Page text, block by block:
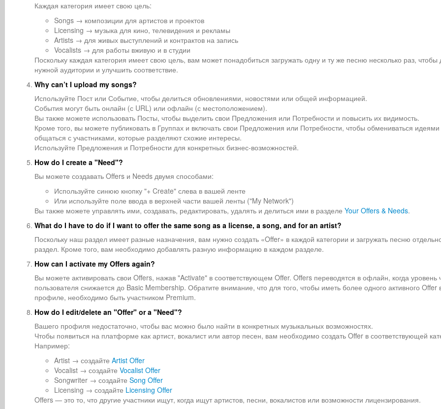
Каждая категория имеет свою цель:
Songs → композиции для артистов и проектов
Licensing → музыка для кино, телевидения и рекламы
Artists → для живых выступлений и контрактов на запись
Vocalists → для работы вживую и в студии
Поскольку каждая категория имеет свою цель, вам может понадобиться загружать одну и ту же песню несколько раз, чтобы
нужной аудитории и улучшить соответствие.
Why can’t I upload my songs?
Используйте Пост или Событие, чтобы делиться обновлениями, новостями или общей информацией.
События могут быть онлайн (с URL) или офлайн (с местоположением).
Вы также можете использовать Посты, чтобы выделить свои Предложения или Потребности и повысить их видимость.
Кроме того, вы можете публиковать в Группах и включать свои Предложения или Потребности, чтобы обмениваться идеями
общаться с участниками, которые разделяют схожие интересы.
Используйте Предложения и Потребности для конкретных бизнес-возможностей.
How do I create a "Need"?
Вы можете создавать Offers и Needs двумя способами:
Используйте синюю кнопку "+ Create" слева в вашей ленте
Или используйте поле ввода в верхней части вашей ленты ("My Network")
Вы также можете управлять ими, создавать, редактировать, удалять и делиться ими в разделе Your Offers & Needs.
What do I have to do if I want to offer the same song as a license, a song, and for an artist?
Поскольку наш раздел имеет разные назначения, вам нужно создать «Offer» в каждой категории и загружать песню
раздел. Кроме того, вам необходимо добавлять разную информацию в каждом разделе.
How can I activate my Offers again?
Вы можете активировать свои Offers, нажав "Activate" в соответствующем Offer. Offers переводятся в офлайн, когда уровень
пользователя снижается до Basic Membership. Обратите внимание, что для того, чтобы иметь более одного активного
профиле, необходимо быть участником Premium.
How do I edit/delete an "Offer" or a "Need"?
Вашего профиля недостаточно, чтобы вас можно было найти в конкретных музыкальных возможностях.
Чтобы появиться на платформе как артист, вокалист или автор песен, вам необходимо создать Offer в соответствующей
Например:
Artist → создайте Artist Offer
Vocalist → создайте Vocalist Offer
Songwriter → создайте Song Offer
Licensing → создайте Licensing Offer
Offers — это то, что другие участники ищут, когда ищут артистов, песни, вокалистов или возможности лицензирования.